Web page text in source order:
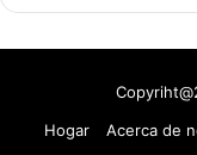
Hogar
Acerca de